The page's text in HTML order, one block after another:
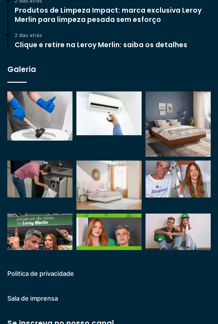
Produtos de Limpeza Impact: marca exclusiva Leroy
Merlin para limpeza pesada sem esforço
2 dias atrás
Clique e retire na Leroy Merlin: saiba os detalhes
Galeria
Politica de privacidade
Sala de imprensa